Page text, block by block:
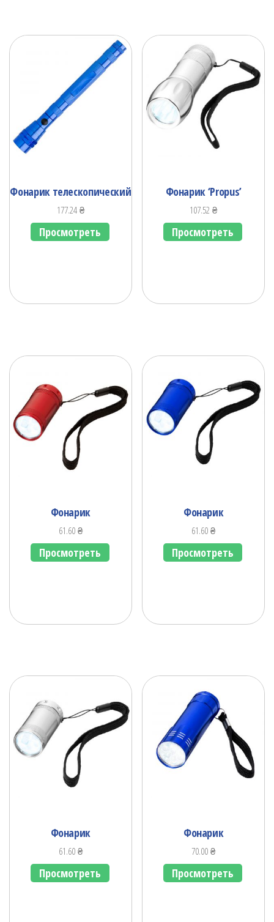
Фонарик телескопический
177.24₴
Просмотреть
Фонарик ‘Propus’
107.52₴
Просмотреть
Фонарик
61.60₴
Просмотреть
Фонарик
61.60₴
Просмотреть
Фонарик
61.60₴
Просмотреть
Фонарик
70.00₴
Просмотреть